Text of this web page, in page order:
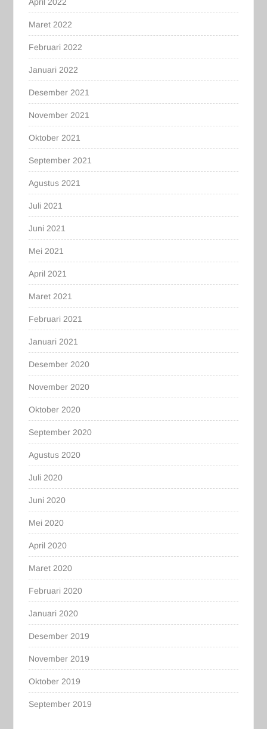
Maret 2022
Februari 2022
Januari 2022
Desember 2021
November 2021
Oktober 2021
September 2021
Agustus 2021
Juli 2021
Juni 2021
Mei 2021
April 2021
Maret 2021
Februari 2021
Januari 2021
Desember 2020
November 2020
Oktober 2020
September 2020
Agustus 2020
Juli 2020
Juni 2020
Mei 2020
April 2020
Maret 2020
Februari 2020
Januari 2020
Desember 2019
November 2019
Oktober 2019
September 2019